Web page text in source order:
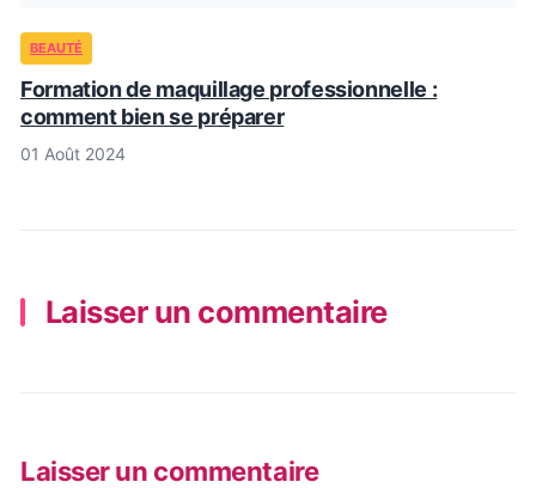
BEAUTÉ
Formation de maquillage professionnelle :
comment bien se préparer
01 Août 2024
Laisser un commentaire
Laisser un commentaire